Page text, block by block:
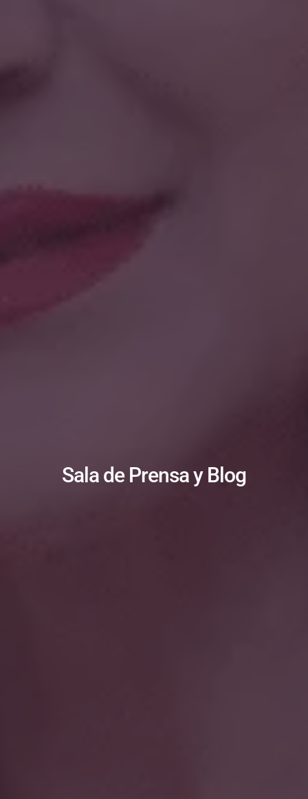
Sala de Prensa y Blog